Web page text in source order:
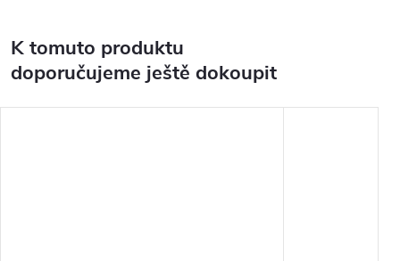
K tomuto produktu
doporučujeme ještě dokoupit